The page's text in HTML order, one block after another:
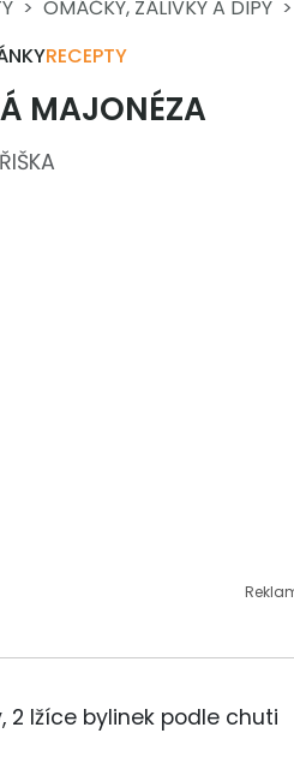
OMÁČKY, ZÁLIVKY A DIPY
RECEPTY
MAJONÉZA
2 lžíce bylinek podle chuti